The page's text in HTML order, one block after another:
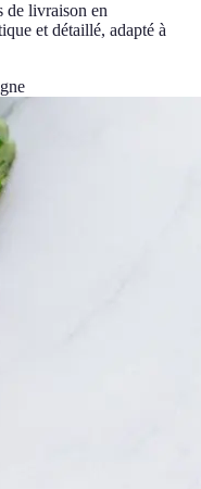
de livraison en
et détaillé, adapté à